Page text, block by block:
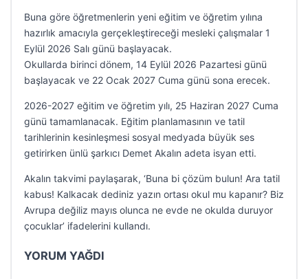
Buna göre öğretmenlerin yeni eğitim ve öğretim yılına
hazırlık amacıyla gerçekleştireceği mesleki çalışmalar 1
Eylül 2026 Salı günü başlayacak.
Okullarda birinci dönem, 14 Eylül 2026 Pazartesi günü
başlayacak ve 22 Ocak 2027 Cuma günü sona erecek.
2026-2027 eğitim ve öğretim yılı, 25 Haziran 2027 Cuma
günü tamamlanacak. Eğitim planlamasının ve tatil
tarihlerinin kesinleşmesi sosyal medyada büyük ses
getirirken ünlü şarkıcı Demet Akalın adeta isyan etti.
Akalın takvimi paylaşarak, ‘Buna bi çözüm bulun! Ara tatil
kabus! Kalkacak dediniz yazın ortası okul mu kapanır? Biz
Avrupa değiliz mayıs olunca ne evde ne okulda duruyor
çocuklar’ ifadelerini kullandı.
YORUM YAĞDI